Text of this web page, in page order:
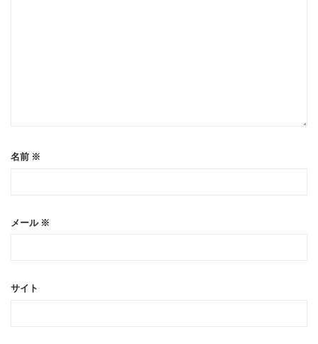
名前 ※
メール ※
サイト